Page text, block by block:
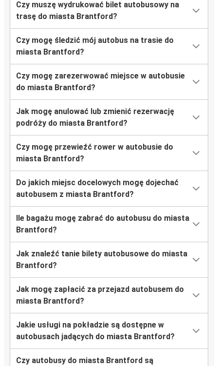
Czy muszę wydrukować bilet autobusowy na
trasę do miasta Brantford?
Czy mogę śledzić mój autobus na trasie do
miasta Brantford?
Czy mogę zarezerwować miejsce w autobusie
do miasta Brantford?
Jak mogę anulować lub zmienić rezerwację
podróży do miasta Brantford?
Czy mogę przewieźć rower w autobusie do
miasta Brantford?
Do jakich miejsc docelowych mogę dojechać
autobusem z miasta Brantford?
Ile bagażu mogę zabrać do autobusu do miasta
Brantford?
Jak znaleźć tanie bilety autobusowe do miasta
Brantford?
Jak mogę zapłacić za przejazd autobusem do
miasta Brantford?
Jakie usługi na pokładzie są dostępne w
autobusach jadących do miasta Brantford?
Czy autobusy do miasta Brantford są